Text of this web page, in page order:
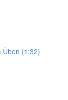
Üben (1:32)